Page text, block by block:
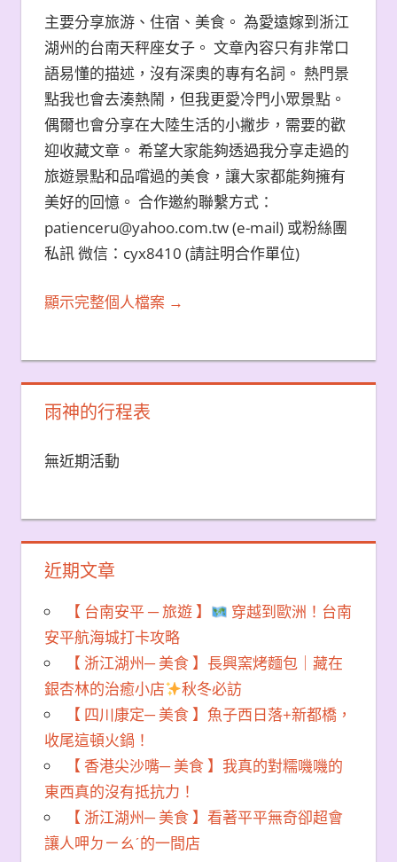
主要分享旅游、住宿、美食。 為愛遠嫁到浙江
湖州的台南天秤座女子。 文章內容只有非常口
語易懂的描述，沒有深奧的專有名詞。 熱門景
點我也會去湊熱鬧，但我更愛冷門小眾景點。
偶爾也會分享在大陸生活的小撇步，需要的歡
迎收藏文章。 希望大家能夠透過我分享走過的
旅遊景點和品嚐過的美食，讓大家都能夠擁有
美好的回憶。 合作邀約聯繫方式：
patienceru@yahoo.com.tw (e-mail) 或粉絲團
私訊 微信：cyx8410 (請註明合作單位)
顯示完整個人檔案 →
雨神的行程表
無近期活動
近期文章
【 台南安平 ─ 旅遊 】
穿越到歐洲！台南
安平航海城打卡攻略
【 浙江湖州─ 美食 】長興窯烤麵包｜藏在
銀杏林的治癒小店
秋冬必訪
【 四川康定─ 美食 】魚子西日落+新都橋，
收尾這頓火鍋！
【 香港尖沙嘴─ 美食 】我真的對糯嘰嘰的
東西真的沒有抵抗力！
【 浙江湖州─ 美食 】看著平平無奇卻超會
讓人呷ㄉㄧㄠˊ的一間店